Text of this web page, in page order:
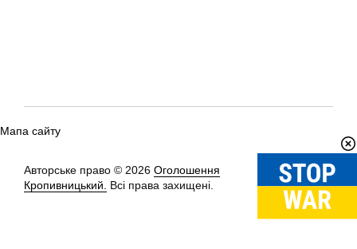
Мапа сайту
Авторське право © 2026 Оголошення
Кропивницький.
Всі права захищені.
Вгору↑